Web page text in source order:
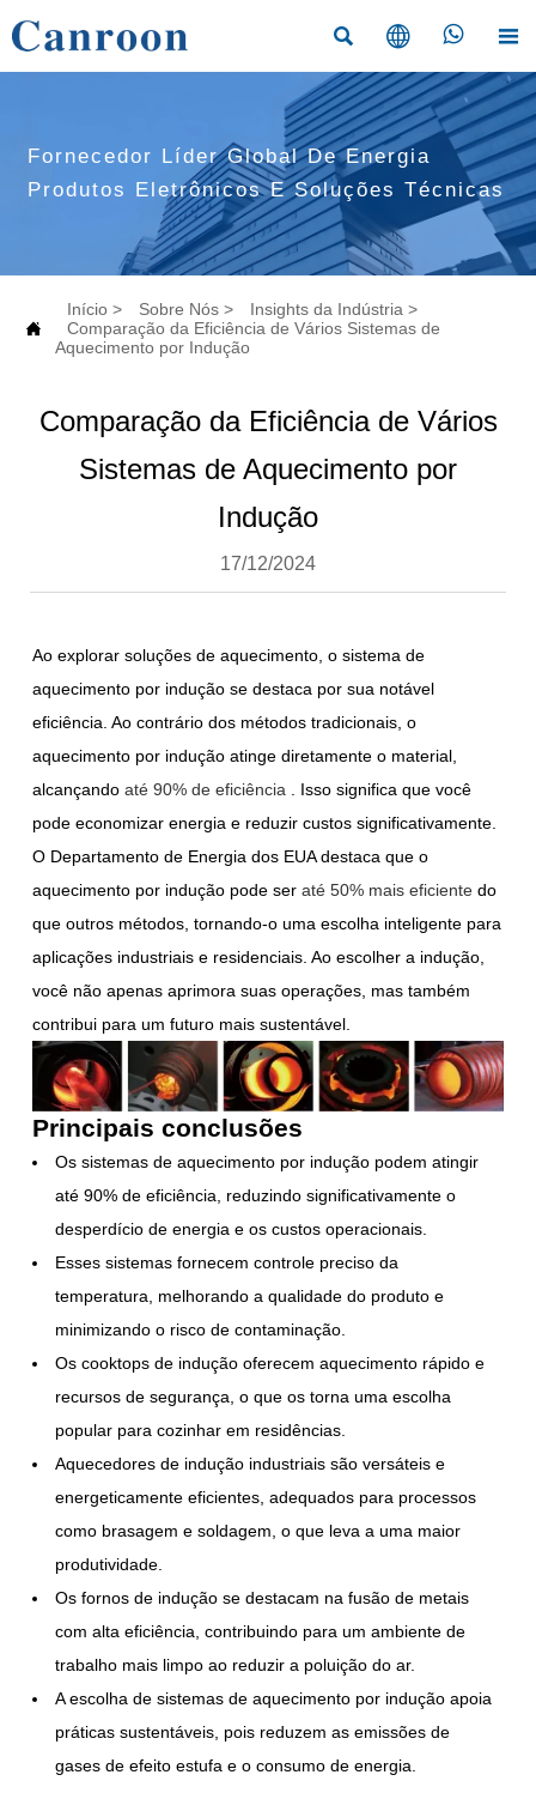
   
Fornecedor Líder Global De Energia
Produtos Eletrônicos E Soluções Técnicas

Início > Sobre Nós > Insights da Indústria >
Comparação da Eficiência de Vários Sistemas de
Aquecimento por Indução
Comparação da Eficiência de Vários
Sistemas de Aquecimento por
Indução
17/12/2024
Ao explorar soluções de aquecimento, o sistema de
aquecimento por indução se destaca por sua notável
eficiência. Ao contrário dos métodos tradicionais, o
aquecimento por indução atinge diretamente o material,
alcançando até 90% de eficiência
. Isso significa que você
pode economizar energia e reduzir custos significativamente.
O Departamento de Energia dos EUA destaca que o
aquecimento por indução pode ser até 50% mais eficiente do
que outros métodos, tornando-o uma escolha inteligente para
aplicações industriais e residenciais. Ao escolher a indução,
você não apenas aprimora suas operações, mas também
contribui para um futuro mais sustentável.
Principais conclusões
Os sistemas de aquecimento por indução podem atingir
até 90% de eficiência, reduzindo significativamente o
desperdício de energia e os custos operacionais.
Esses sistemas fornecem controle preciso da
temperatura, melhorando a qualidade do produto e
minimizando o risco de contaminação.
Os cooktops de indução oferecem aquecimento rápido e
recursos de segurança, o que os torna uma escolha
popular para cozinhar em residências.
Aquecedores de indução industriais são versáteis e
energeticamente eficientes, adequados para processos
como brasagem e soldagem, o que leva a uma maior
produtividade.
Os fornos de indução se destacam na fusão de metais
com alta eficiência, contribuindo para um ambiente de
trabalho mais limpo ao reduzir a poluição do ar.
A escolha de sistemas de aquecimento por indução apoia
práticas sustentáveis, pois reduzem as emissões de
gases de efeito estufa e o consumo de energia.